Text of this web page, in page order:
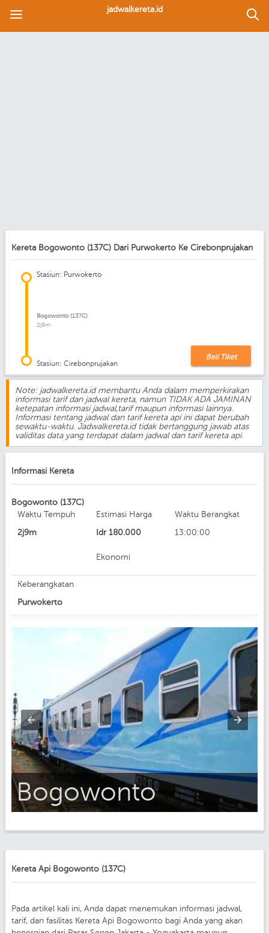
jadwalkereta.id
Kereta Bogowonto (137C) Dari Purwokerto Ke Cirebonprujakan
Stasiun: Purwokerto
Bogowonto (137C)
2j9m
Stasiun: Cirebonprujakan
Beli Tiket
Note: jadwalkereta.id membantu Anda dalam memperkirakan
informasi tarif dan jadwal kereta, namun TIDAK ADA JAMINAN
ketepatan informasi jadwal,tarif maupun informasi lainnya.
Informasi tentang jadwal dan tarif kereta api ini dapat berubah
sewaktu-waktu. Jadwalkereta.id tidak bertanggung jawab atas
validitas data yang terdapat dalam jadwal dan tarif kereta api.
Informasi Kereta
Bogowonto (137C)
Waktu Tempuh
2j9m
Estimasi Harga
Idr 180.000
Ekonomi
Waktu Berangkat
13:00:00
Keberangkatan
Purwokerto
Bogowonto
Kereta Api Bogowonto (137C)
Pada artikel kali ini, Anda dapat menemukan informasi jadwal,
tarif, dan fasilitas Kereta Api Bogowonto bagi Anda yang akan